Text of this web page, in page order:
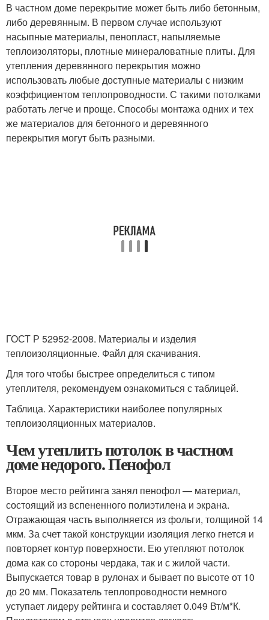
В частном доме перекрытие может быть либо бетонным,
либо деревянным. В первом случае используют
насыпные материалы, пенопласт, напыляемые
теплоизоляторы, плотные минераловатные плиты. Для
утепления деревянного перекрытия можно
использовать любые доступные материалы с низким
коэффициентом теплопроводности. С такими потолками
работать легче и проще. Способы монтажа одних и тех
же материалов для бетонного и деревянного
перекрытия могут быть разными.
ГОСТ Р 52952-2008. Материалы и изделия
теплоизоляционные. Файл для скачивания.
Для того чтобы быстрее определиться с типом
утеплителя, рекомендуем ознакомиться с таблицей.
Таблица. Характеристики наиболее популярных
теплоизоляционных материалов.
Чем утеплить потолок в частном
доме недорого. Пенофол
Второе место рейтинга занял пенофол — материал,
состоящий из вспененного полиэтилена и экрана.
Отражающая часть выполняется из фольги, толщиной 14
мкм. За счет такой конструкции изоляция легко гнется и
повторяет контур поверхности. Ею утепляют потолок
дома как со стороны чердака, так и с жилой части.
Выпускается товар в рулонах и бывает по высоте от 10
до 20 мм. Показатель теплопроводности немного
уступает лидеру рейтинга и составляет 0.049 Вт/м*К.